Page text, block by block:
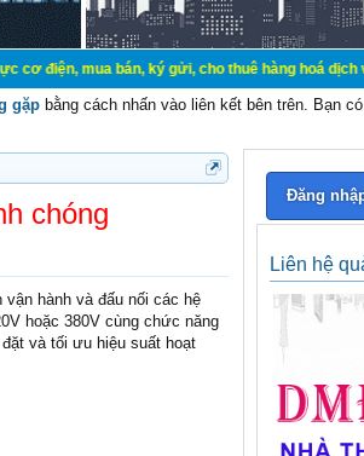
bán, ký gửi, cho thuê hàng hoá dịch vụ cá
gặp bằng cách nhấn vào liên kết bên trên. Bạn
chóng
hành và đấu nối các hệ
hoặc 380V cùng chức năng
và tối ưu hiệu suất hoạt
Đăng
Liên hệ